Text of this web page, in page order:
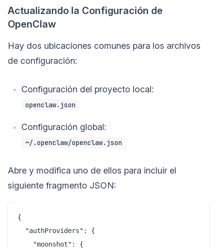
Actualizando la Configuración de
OpenClaw
Hay dos ubicaciones comunes para los archivos
de configuración:
Configuración del proyecto local:
openclaw.json
Configuración global:
~/.openclaw/openclaw.json
Abre y modifica uno de ellos para incluir el
siguiente fragmento JSON:
{
  "authProviders": {
    "moonshot": {